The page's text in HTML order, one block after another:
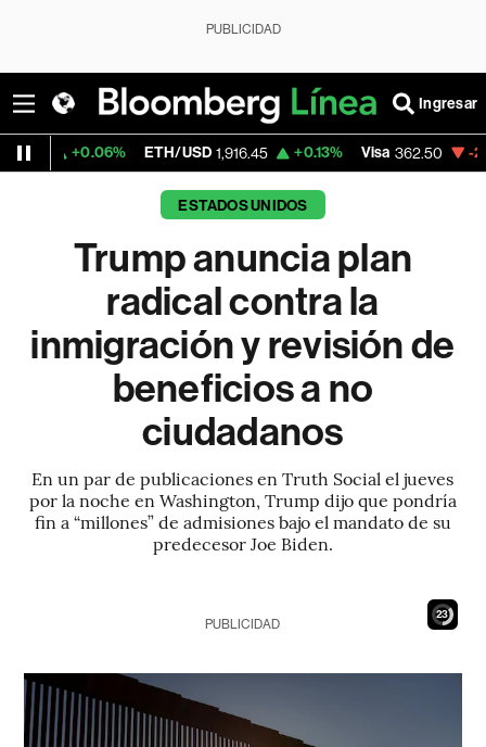
PUBLICIDAD
Ingresar
ETH/USD 1,916.45 +0.13% Visa 362.50 -2.15%
ESTADOS UNIDOS
Trump anuncia plan
radical contra la
inmigración y revisión de
beneficios a no
ciudadanos
En un par de publicaciones en Truth Social el jueves
por la noche en Washington, Trump dijo que pondría
fin a “millones” de admisiones bajo el mandato de su
predecesor Joe Biden.
21
PUBLICIDAD